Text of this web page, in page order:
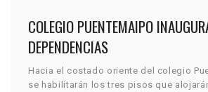
COLEGIO PUENTEMAIPO
DEPENDENCIAS
Hacia el costado oriente del colegio
se habilitarán los tres pisos que